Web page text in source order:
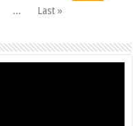
... Last »